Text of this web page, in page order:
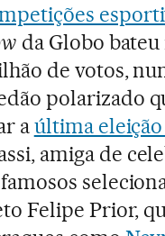
da Globo
de votos,
polarizado
aúltima
amiga de
Felipe Prior,